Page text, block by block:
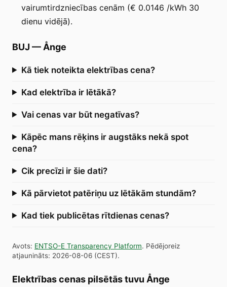
vairumtirdzniecības cenām (€ 0.0146 /kWh 30
dienu vidējā).
BUJ — Ånge
Kā tiek noteikta elektrības cena?
Kad elektrība ir lētākā?
Vai cenas var būt negatīvas?
Kāpēc mans rēķins ir augstāks nekā spot
cena?
Cik precīzi ir šie dati?
Kā pārvietot patēriņu uz lētākām stundām?
Kad tiek publicētas rītdienas cenas?
Avots: ENTSO-E Transparency Platform. Pēdējoreiz
atjaunināts: 2026-08-06 (CEST).
Elektrības cenas pilsētās tuvu Ånge